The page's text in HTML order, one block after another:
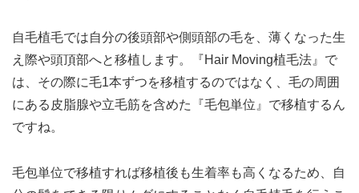
自毛植毛では自分の後頭部や側頭部の毛を、薄くなった生
え際や頭頂部へと移植します。『Hair Moving植毛法』で
は、その際に毛1本ずつを移植するのではなく、毛の周囲
にある皮脂腺や立毛筋を含めた『毛包単位』で移植するん
ですね。
毛包単位で移植すれば移植後も生着率も高くなるため、自